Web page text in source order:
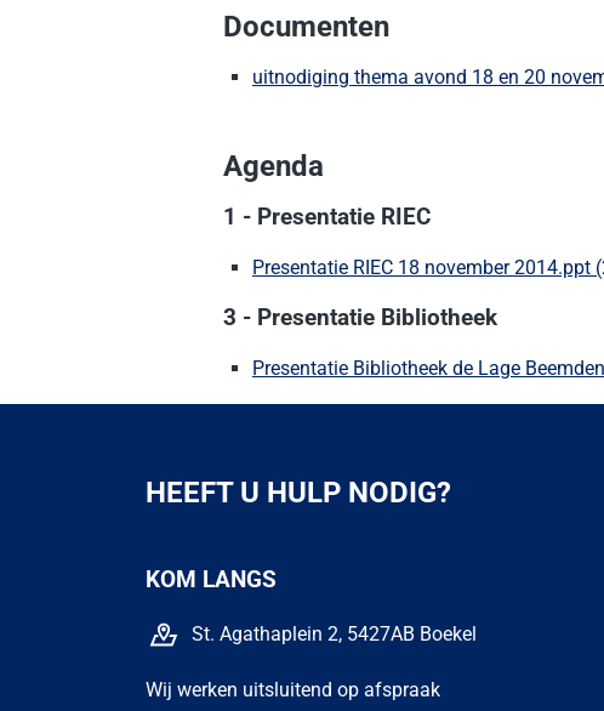
Documenten
uitnodiging thema avond 18 en 20
Agenda
1 - Presentatie RIEC
Presentatie RIEC 18 november 2014.ppt
3 - Presentatie Bibliotheek
Presentatie Bibliotheek de Lage
HEEFT U HULP NODIG?
KOM LANGS
St. Agathaplein 2, 5427AB Boekel
Wij werken uitsluitend op afspraak